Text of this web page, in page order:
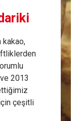
kakao,
2013
çeşitli